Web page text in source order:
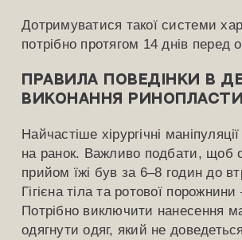
Дотримуватися такої системи
потрібно протягом 14 днів перед
Правила поведінки в
виконання
Найчастіше хірургічні
на ранок. Важливо подбати, щоб
прийом їжі був за 6–8 годин до
Гігієна тіла та ротової
Потрібно виключити нанесення
одягнути одяг, який не